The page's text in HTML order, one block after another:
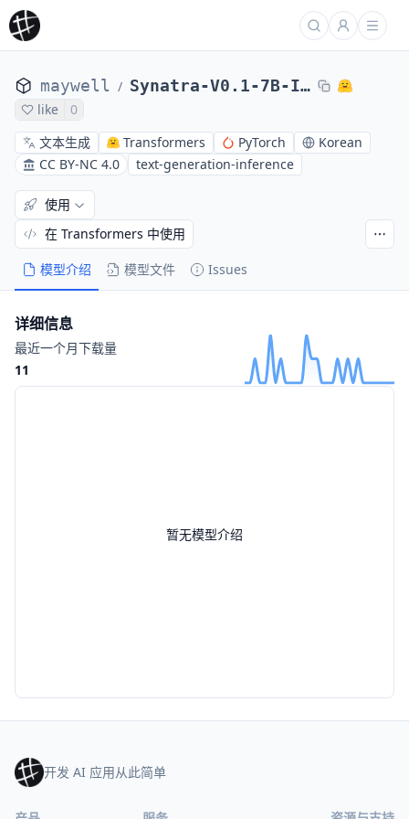
maywell / Synatra-V0.1-7B-Instruct
like
0
文本生成
Transformers PyTorch
Korean
CC BY-NC 4.0
text-generation-inference
模型介绍 模型文件 Issues
使用
在 Transformers 中使用
暂无模型介绍
详细信息
最近一个月下载量
11
开发 AI 应用从此简单